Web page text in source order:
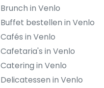
Brunch in Venlo
Buffet bestellen in Venlo
Cafés in Venlo
Cafetaria's in Venlo
Catering in Venlo
Delicatessen in Venlo